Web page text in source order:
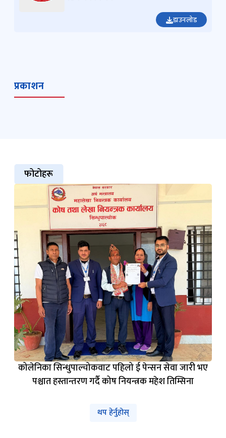
डाउनलोड
प्रकाशन
फोटोहरू
कोलेनिका सिन्धुपाल्चोकवाट पहिलो ई पेन्सन सेवा जारी भए
पश्चात हस्तान्तरण गर्दै कोष नियन्त्रक महेश तिम्सिना
थप हेर्नुहोस्